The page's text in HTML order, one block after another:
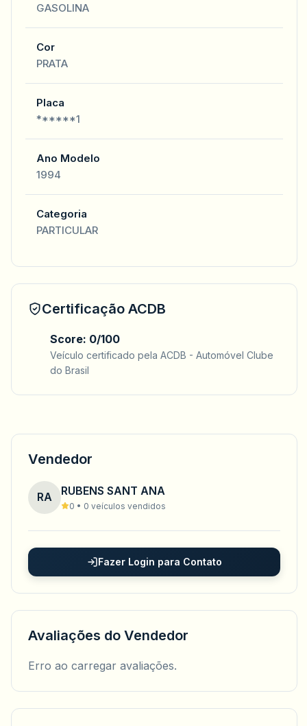
GASOLINA
Cor
PRATA
Placa
******1
Ano Modelo
1994
Categoria
PARTICULAR
Certificação ACDB
Score: 0/100
Veículo certificado pela ACDB - Automóvel Clube
do Brasil
Vendedor
RA RUBENS SANT ANA
0 • 0 veículos vendidos
Fazer Login para Contato
Avaliações do Vendedor
Erro ao carregar avaliações.